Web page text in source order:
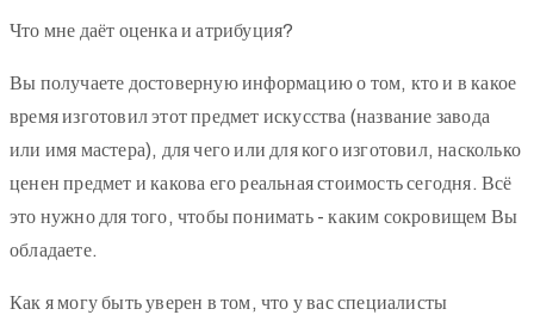
Что мне даёт оценка и атрибуция?
Вы получаете достоверную информацию о том, кто и в какое
время изготовил этот предмет искусства (название завода
или имя мастера), для чего или для кого изготовил, насколько
ценен предмет и какова его реальная стоимость сегодня. Всё
это нужно для того, чтобы понимать - каким сокровищем Вы
обладаете.
Как я могу быть уверен в том, что у вас специалисты